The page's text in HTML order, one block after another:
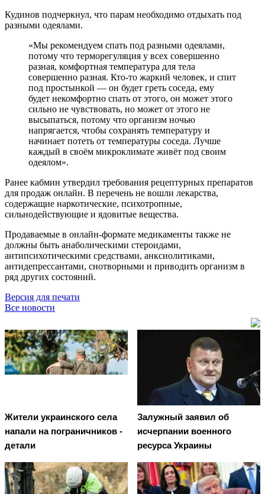
Кудинов подчеркнул, что парам необходимо отдыхать под
разными одеялами.
«Мы рекомендуем спать под разными одеялами,
потому что терморегуляция у всех совершенно
разная, комфортная температура для тела
совершенно разная. Кто-то жаркий человек, и спит
под простынкой — он будет греть соседа, ему
будет некомфортно спать от этого, он может этого
сильно не чувствовать, но может от этого не
высыпаться, потому что организм ночью
напрягается, чтобы сохранять температуру и
начинает потеть от температуры соседа. Лучше
каждый в своём микроклимате живёт под своим
одеялом».
Ранее кабмин утвердил требования рецептурных препаратов
для продаж онлайн. В перечень не вошли лекарства,
содержащие наркотические, психотропные,
сильнодействующие и ядовитые вещества.
Продаваемые в онлайн-формате медикаменты также не
должны быть анаболическими стероидами,
антипсихотическими средствами, анксиолитиками,
антидепрессантами, снотворными и приводить организм в
ряд других состояний.
Версия для печати
Все новости
Жители украинского села
напали на пограничников -
детали
Залужный заявил об
исчерпании военного
ресурса Украины